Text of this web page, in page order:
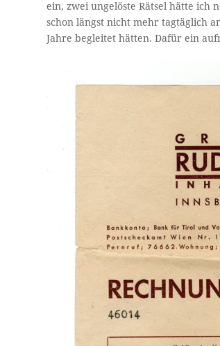
ein, zwei ungelöste Rätsel hätte ich
schon längst nicht mehr tagtäglich
Jahre begleitet hätten. Dafür ein